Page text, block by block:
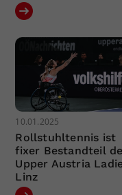
10.01.2025
Rollstuhltennis ist
fixer Bestandteil
Upper Austria
Linz